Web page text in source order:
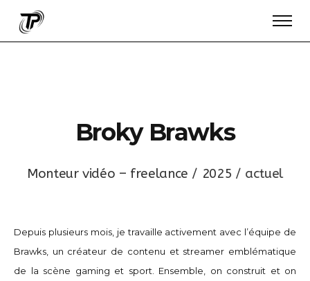
Broky Brawks
Monteur vidéo – freelance / 2025 / actuel
Depuis plusieurs mois, je travaille activement avec l’équipe de
Brawks, un créateur de contenu et streamer emblématique
de la scène gaming et sport. Ensemble, on construit et on